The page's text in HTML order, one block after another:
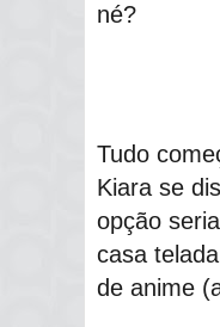
né?
Tudo
Kiara se
opção
casa
de anime